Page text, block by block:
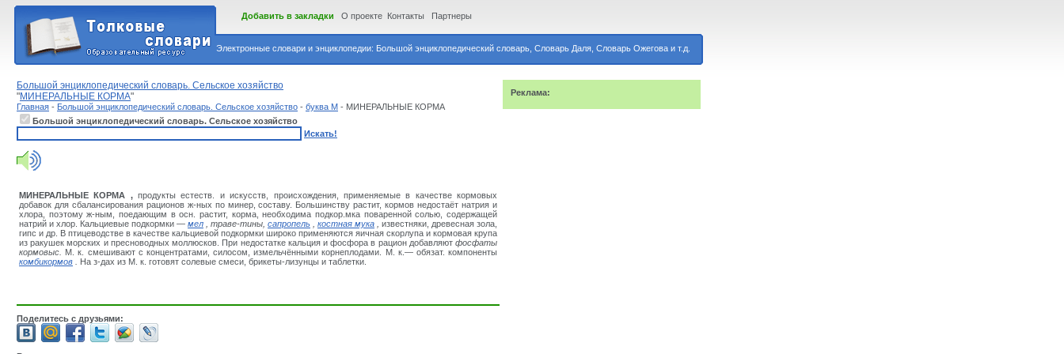
Электронные словари и энциклопедии: Большой энциклопедический словарь, Словарь Даля, Словарь Ожегова и т.д.
Добавить в закладки О проекте Контакты Партнеры
Большой энциклопедический словарь. Сельское хозяйство
"МИНЕРАЛЬНЫЕ КОРМА"
Главная - Большой энциклопедический словарь. Сельское хозяйство - буква М - МИНЕРАЛЬНЫЕ КОРМА
Большой энциклопедический словарь. Сельское хозяйство
Искать!
МИНЕРАЛЬНЫЕ КОРМА ,продукты естеств. и искусств, происхождения, применяемые в качестве кормовых
добавок для сбалансирования рационов ж-ных по минер, составу. Большинству растит, кормов недостаётнатрия и
хлора, поэтому ж-ным, поедающим в осн. растит, корма, необходима подкор.мка поваренной солью, содержащей
натрий и хлор. Кальциевые подкормки — мел траве-тины сапропель костная мука
известняки, древесная зола,
гипс и др. В птицеводстве в качестве кальциевой подкормки широко применяются яичная скорлупа и кормовая крупа
из ракушек морских и пресноводных моллюсков. При недостатке кальция и фосфора в рацион добавляют фосфаты
кормовыс
М. к. смешивают с концентратами, силосом, измельчённымикорнеплодами. М. к.— обязат. компоненты
комбикормов
На з-дах из М. к. готовят солевые смеси, брикеты-лизунцы и таблетки.
Поделитесь с друзьями:
Реклама: